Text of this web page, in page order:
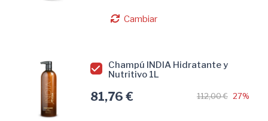
Cambiar
Champú INDIA Hidratante y
Nutritivo 1L
81,76 € 112,00 € 27%